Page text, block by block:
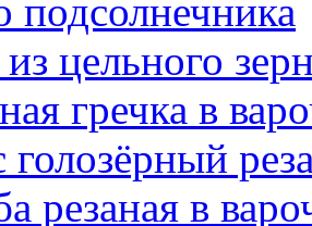
подсолнечника
цельного
гречка в
голозёрный
резаная в